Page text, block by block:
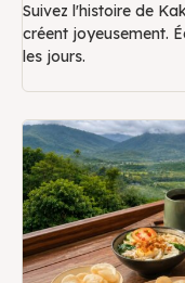
Suivez l'histoire de
créent joyeusement.
les jours.